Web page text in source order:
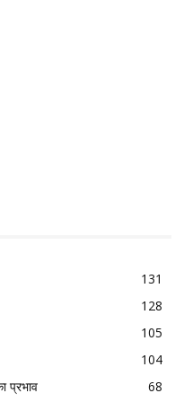
131
128
105
104
प्रभाव
68